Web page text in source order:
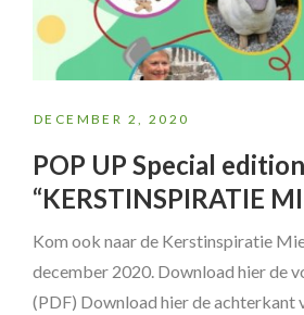
DECEMBER 2, 2020
POP UP Special edition
“KERSTINSPIRATIE
Kom ook naar de Kerstinspiratie
december 2020. Download hier de
(PDF) Download hier de achterkant